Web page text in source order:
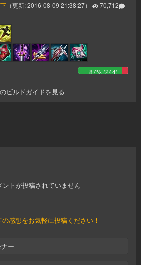
（更新:2016-08-09 21:38:27）
70,712
87% (244)
ビルドガイドを見る
ントが投稿されていません
の感想をお気軽に投稿ください！